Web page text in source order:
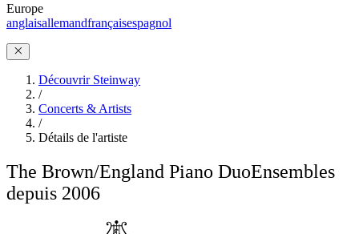
Europe
anglaisallemandfrançaisespagnol
Découvrir Steinway
/
Concerts & Artists
/
Détails de l'artiste
The Brown/England Piano DuoEnsembles
depuis 2006